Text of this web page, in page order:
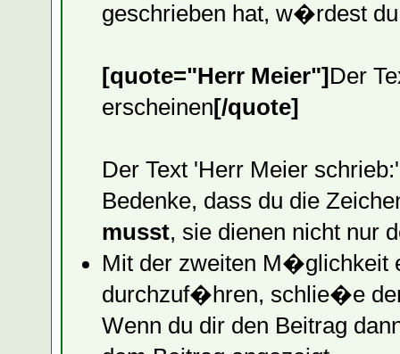
geschrieben hat, w�rdest
[quote="Herr Meier"] Der
erscheinen[/quote]
Der Text 'Herr Meier
Bedenke, dass du die
musst, sie dienen nicht nur
Mit der zweiten M�glichkeit
durchzuf�hren, schlie�e
Wenn du dir den Beitrag